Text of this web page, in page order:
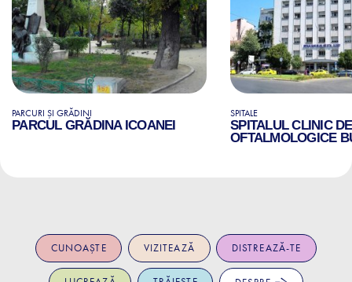
PARCURI ȘI GRĂDINI
PARCUL GRĂDINA ICOANEI
SPITALE
SPITALUL CLINIC
OFTALMOLOGICE
CUNOAȘTE VIZITEAZĂ DISTREAZĂ-TE